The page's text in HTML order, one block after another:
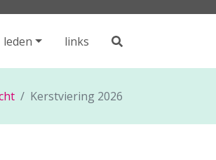
leden links
Kerstviering 2026